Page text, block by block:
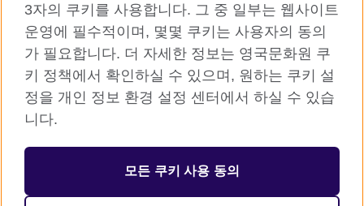
© 2026 British Council
The United Kingdom’s international organisation for cultural
relations and educational opportunities. A registered charity:
209131 (England and Wales) SC037733 (Scotland)
서울시 중구 서소문로 11길 19 (정동 34-5 배재정동빌딩B동) 2층
주한영국문화원 (우) 04516
대표전화: 사무소 02 3702 0601 성인 어학원 1522 8006 어린이
3자의 쿠키를 사용합니다. 그 중 일부는 웹사이트
운영에 필수적이며, 몇몇 쿠키는 사용자의 동의
가 필요합니다. 더 자세한 정보는 영국문화원 쿠
키 정책에서 확인하실 수 있으며, 원하는 쿠키 설
정을 개인 정보 환경 설정 센터에서 하실 수 있습
니다.
모든 쿠키 사용 동의